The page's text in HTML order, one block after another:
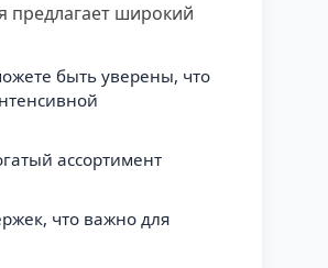
предлагает широкий
быть уверены, что
ассортимент
что важно для